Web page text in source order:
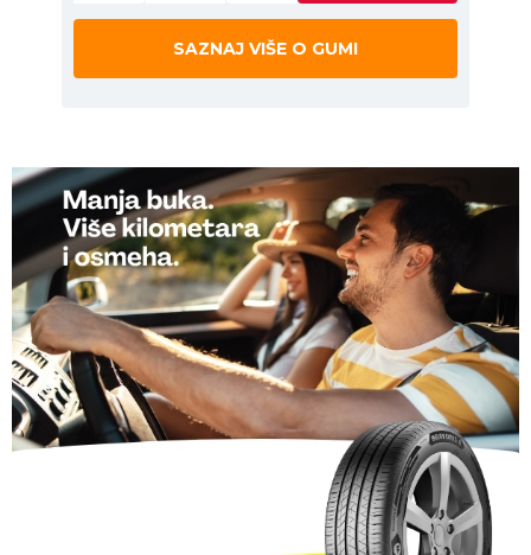
SAZNAJ VIŠE O GUMI